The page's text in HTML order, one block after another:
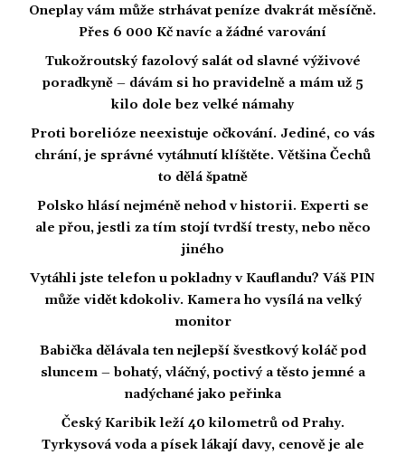
Oneplay vám může strhávat peníze dvakrát měsíčně.
Přes 6 000 Kč navíc a žádné varování
Tukožroutský fazolový salát od slavné výživové
poradkyně – dávám si ho pravidelně a mám už 5
kilo dole bez velké námahy
Proti borelióze neexistuje očkování. Jediné, co vás
chrání, je správné vytáhnutí klíštěte. Většina Čechů
to dělá špatně
Polsko hlásí nejméně nehod v historii. Experti se
ale přou, jestli za tím stojí tvrdší tresty, nebo něco
jiného
Vytáhli jste telefon u pokladny v Kauflandu? Váš PIN
může vidět kdokoliv. Kamera ho vysílá na velký
monitor
Babička dělávala ten nejlepší švestkový koláč pod
sluncem – bohatý, vláčný, poctivý a těsto jemné a
nadýchané jako peřinka
Český Karibik leží 40 kilometrů od Prahy.
Tyrkysová voda a písek lákají davy, cenově je ale